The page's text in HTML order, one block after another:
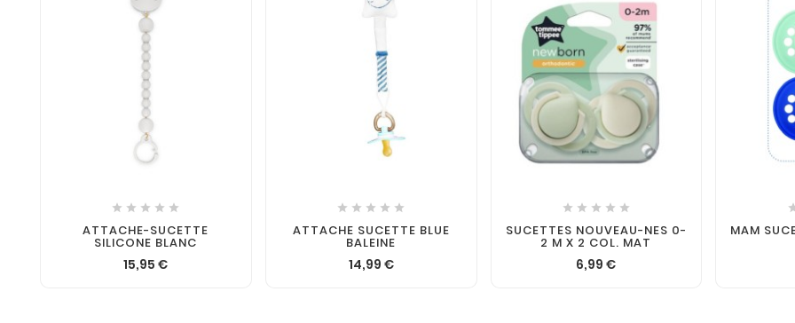
    
ATTACHE-SUCETTE
SILICONE BLANC
15,95 €
    
ATTACHE SUCETTE BLUE
BALEINE
14,99 €

    
SUCETTES NOUVEAU-NES 0-
2 M X 2 COL. MAT
6,99 €
MAM